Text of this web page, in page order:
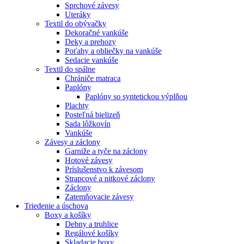
Sprchové závesy
Uteráky
Textil do obývačky
Dekoračné vankúše
Deky a prehozy
Poťahy a obliečky na vankúše
Sedacie vankúše
Textil do spálne
Chrániče matraca
Paplóny
Paplóny so syntetickou výplňou
Plachty
Posteľná bielizeň
Sada lôžkovín
Vankúše
Závesy a záclony
Garniže a tyče na záclony
Hotové závesy
Príslušenstvo k závesom
Strapcové a nitkové záclony
Záclony
Zatemňovacie závesy
Triedenie a úschova
Boxy a košíky
Debny a truhlice
Regálové košíky
Skladacie boxy